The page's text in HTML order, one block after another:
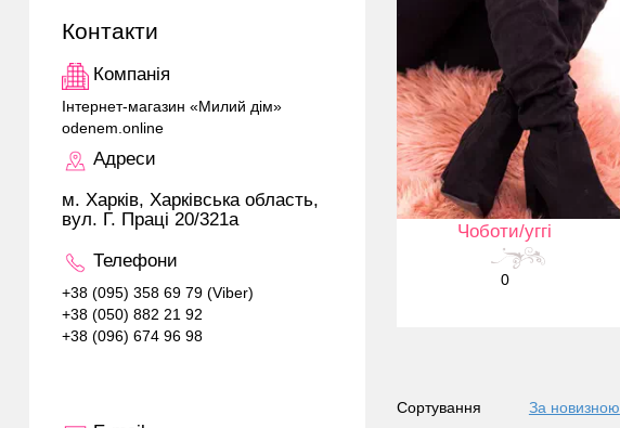
Контакти
Компанія
Інтернет-магазин «Милий дім»
odenem.online
Адреси
м. Харків, Харківська область,
вул. Г. Праці 20/321а
Телефони
+38 (095) 358 69 79 (Viber)
+38 (050) 882 21 92
+38 (096) 674 96 98
Чоботи/уггі
0
Сортування За новизною
за ціною